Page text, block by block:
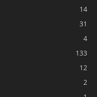
14
31
4
133
12
2